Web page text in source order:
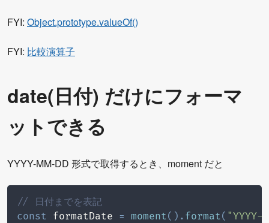
FYI: Object.prototype.valueOf()
FYI: 比較演算子
date(日付) だけにフォーマ
ットできる
YYYY-MM-DD 形式で取得するとき、moment だと
// 日付までを表記
const formatDate = moment( ) . format( "YYYY-